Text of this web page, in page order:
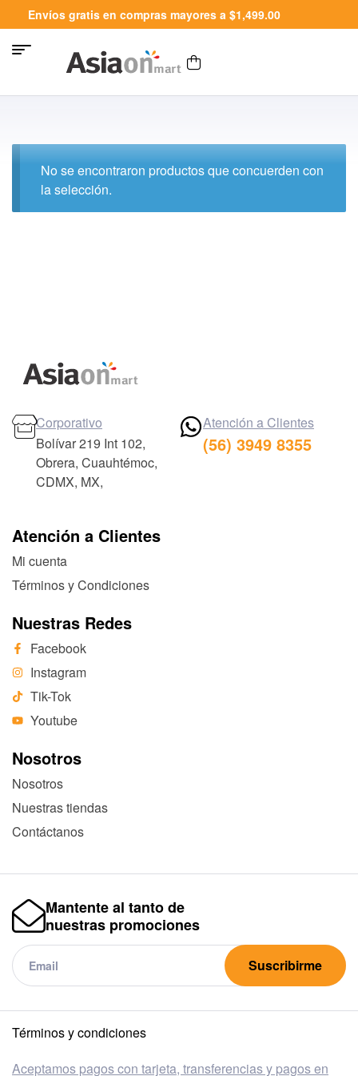
Envíos gratis en compras mayores a $1,499.00
No se encontraron productos que concuerden con
la selección.
Atención a Clientes
Mi cuenta
Términos y Condiciones
Nuestras Redes
Facebook
Instagram
Tik-Tok
Youtube
Nosotros
Nosotros
Nuestras tiendas
Contáctanos
Corporativo
Bolívar 219 Int 102,
Obrera, Cuauhtémoc,
CDMX, MX,
Atención a Clientes
(56) 3949 8355
Mantente al tanto de
nuestras promociones
Suscribirme
Términos y condiciones
Aceptamos pagos con tarjeta, transferencias y pagos en